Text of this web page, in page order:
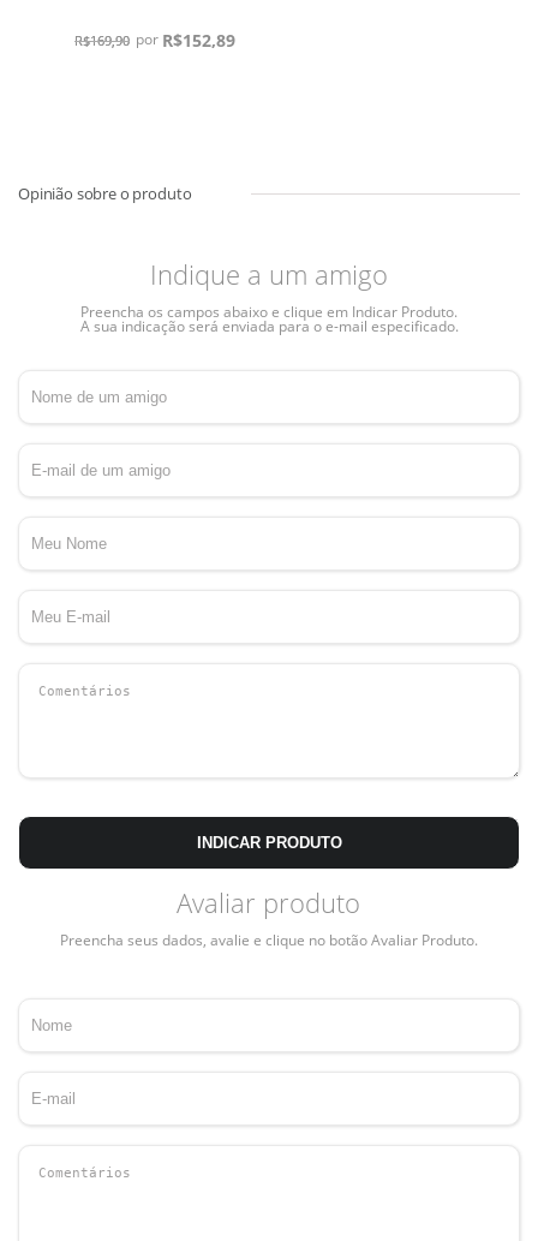
R$169,90 R$152,89
Indique a um amigo
Preencha os campos abaixo e clique em Indicar Produto.
A sua indicação será enviada para o e-mail especificado.
INDICAR PRODUTO
Avaliar produto
Preencha seus dados, avalie e clique no botão Avaliar Produto.